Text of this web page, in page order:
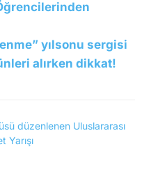
yılsonu sergisi
alırken dikkat!